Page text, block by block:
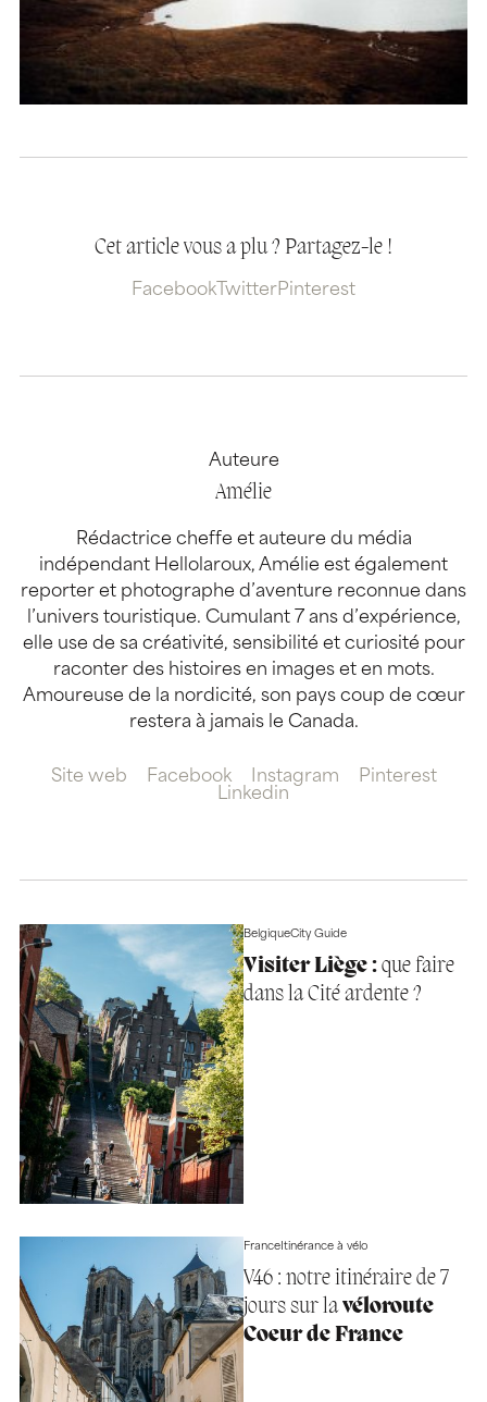
Cet article vous a plu ? Partagez-le !
Facebook TwitterPinterest
Auteure
Amélie
Rédactrice cheffe et auteure du média
indépendant Hellolaroux, Amélie est également
reporter et photographe d’aventure reconnue dans
l’univers touristique. Cumulant 7 ans d’expérience,
elle use de sa créativité, sensibilité et curiosité pour
raconter des histoires en images et en mots.
Amoureuse de la nordicité, son pays coup de cœur
restera à jamais le Canada.
Site web Facebook Instagram
Pinterest
Linkedin
BelgiqueCity Guide
Visiter Liège :que faire
dans la Cité ardente ?
FranceItinérance à vélo
V46 : notre itinéraire de 7
jours sur lavéloroute
Coeur de France